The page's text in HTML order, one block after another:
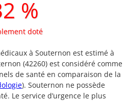
%
doté
à Souternon est estimé à
(42260) est considéré comme
de santé en comparaison de la
). Souternon ne possède
Le service d’urgence le plus